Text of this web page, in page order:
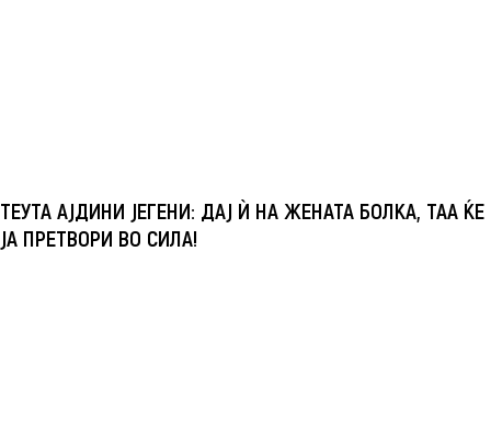
ТЕУТА АЈДИНИ ЈЕГЕНИ: ДАЈ Ѝ НА ЖЕНАТА БОЛКА, ТАА ЌЕ
ЈА ПРЕТВОРИ ВО СИЛА!